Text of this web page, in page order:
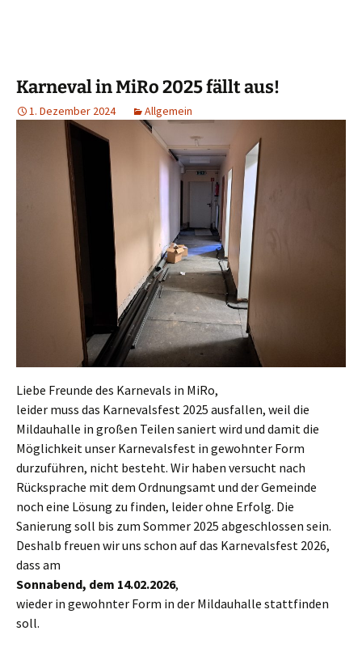
Karneval in MiRo 2025 fällt aus!
1. Dezember 2024 Allgemein
Liebe Freunde des Karnevals in MiRo,
leider muss das Karnevalsfest 2025 ausfallen, weil die
Mildauhalle in großen Teilen saniert wird und damit die
Möglichkeit unser Karnevalsfest in gewohnter Form
durzuführen, nicht besteht. Wir haben versucht nach
Rücksprache mit dem Ordnungsamt und der Gemeinde
noch eine Lösung zu finden, leider ohne Erfolg. Die
Sanierung soll bis zum Sommer 2025 abgeschlossen sein.
Deshalb freuen wir uns schon auf das Karnevalsfest 2026,
dass am
Sonnabend, dem 14.02.2026,
wieder in gewohnter Form in der Mildauhalle stattfinden
soll.